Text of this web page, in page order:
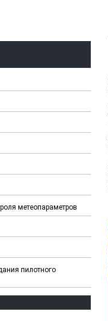
метеопараметров
пилотного
ЧЕЧНЯ. Хьаьжин